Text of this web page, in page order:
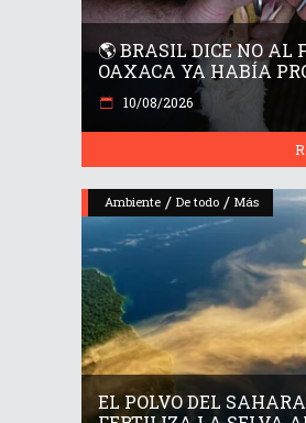
🌎 BRASIL DICE NO AL
OAXACA YA HABÍA
10/08/2026
Ambiente / De todo / Más
EL POLVO DEL